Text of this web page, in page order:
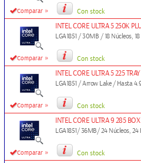
Comparar » Con stock
Comparar »
INTEL CORE ULTRA 5 250K
LGA1851 / 30MB / 18 Núcleos,
Con stock
Comparar »
INTEL CORE ULTRA 5 225 TRAY
LGA1851 / Arrow Lake / Hasta
Con stock
Comparar »
INTEL CORE ULTRA 9 285 BOX
LGA1851/ 36MB/ 24 Núcleos, 24
Con stock